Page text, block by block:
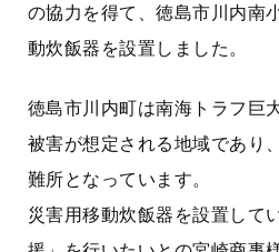
の協力を得て、徳島市川内南
動炊飯器を設置しました。
徳島市川内町は南海トラフ巨
被害が想定される地域であり、
難所となってい ます。
災害用移動炊飯器を設置して